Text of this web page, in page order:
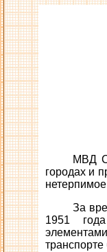
МВД
городах и
За
1951